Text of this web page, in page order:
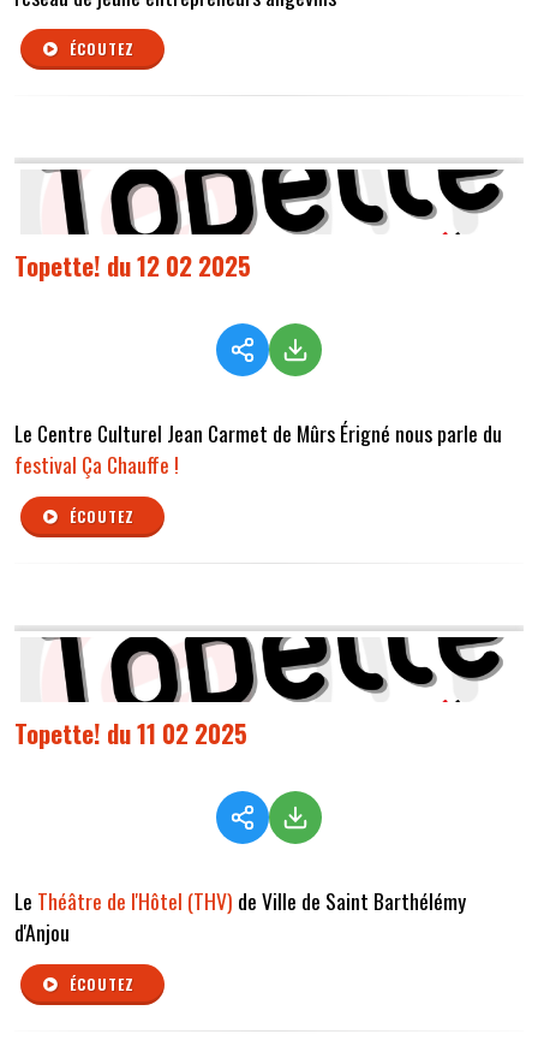
ÉCOUTEZ
Topette! du 12 02 2025
Le Centre Culturel Jean Carmet de Mûrs Érigné nous parle du
festival Ça Chauffe !
ÉCOUTEZ
Topette! du 11 02 2025
Le Théâtre de l'Hôtel (THV) de Ville de Saint Barthélémy
d'Anjou
ÉCOUTEZ